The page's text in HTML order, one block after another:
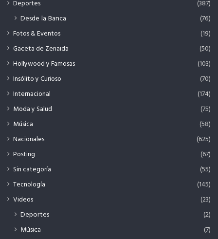
Deportes
(387)
Desde la Banca (76)
Fotos & Eventos
(19)
Gaceta de Zenaida
(50)
Hollywood y Famosas
(103)
Insólito y Curioso
(70)
Internacional
(174)
Moda y Salud
(75)
Música
(58)
Nacionales
(625)
Posting
(67)
Sin categoría
(55)
Tecnología
(145)
Videos
(23)
Deportes
(2)
Música
(7)